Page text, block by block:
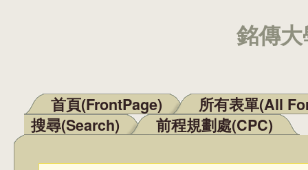
銘傳
主選單
首頁(FrontPage)
所有表單(All
搜尋(Search)
前程規劃處(CPC)